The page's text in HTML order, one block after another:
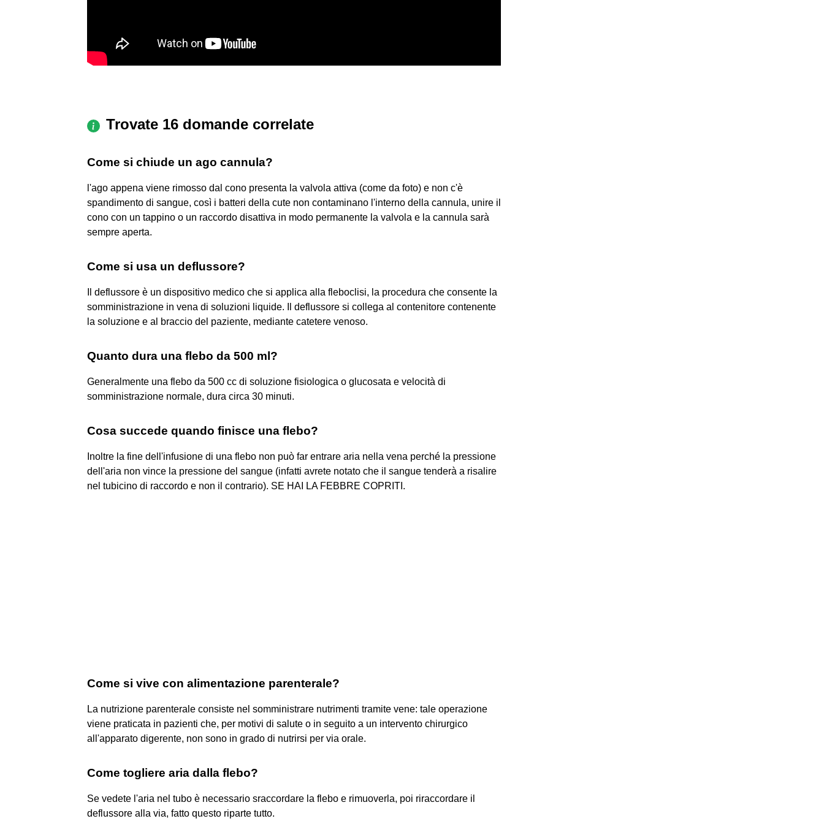
Trovate 16 domande correlate
Come si chiude un ago cannula?
l'ago appena viene rimosso dal cono presenta la valvola attiva (come da foto) e non c'è
spandimento di sangue, così i batteri della cute non contaminano l'interno della cannula, unire il
cono con un tappino o un raccordo disattiva in modo permanente la valvola e la cannula sarà
sempre aperta.
Come si usa un deflussore?
Il deflussore è un dispositivo medico che si applica alla fleboclisi, la procedura che consente la
somministrazione in vena di soluzioni liquide. Il deflussore si collega al contenitore contenente
la soluzione e al braccio del paziente, mediante catetere venoso.
Quanto dura una flebo da 500 ml?
Generalmente una flebo da 500 cc di soluzione fisiologica o glucosata e velocità di
somministrazione normale, dura circa 30 minuti.
Cosa succede quando finisce una flebo?
Inoltre la fine dell'infusione di una flebo non può far entrare aria nella vena perché la pressione
dell'aria non vince la pressione del sangue (infatti avrete notato che il sangue tenderà a risalire
nel tubicino di raccordo e non il contrario). SE HAI LA FEBBRE COPRITI.
Come si vive con alimentazione parenterale?
La nutrizione parenterale consiste nel somministrare nutrimenti tramite vene: tale operazione
viene praticata in pazienti che, per motivi di salute o in seguito a un intervento chirurgico
all'apparato digerente, non sono in grado di nutrirsi per via orale.
Come togliere aria dalla flebo?
Se vedete l'aria nel tubo è necessario sraccordare la flebo e rimuoverla, poi riraccordare il
deflussore alla via, fatto questo riparte tutto.